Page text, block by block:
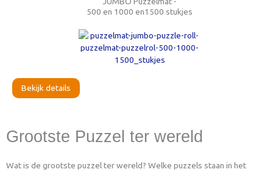
500 en 1000 en1500 stukjes
Bekijk details
Grootste Puzzel ter wereld
Wat is de grootste puzzel ter wereld? Welke puzzels staan in het